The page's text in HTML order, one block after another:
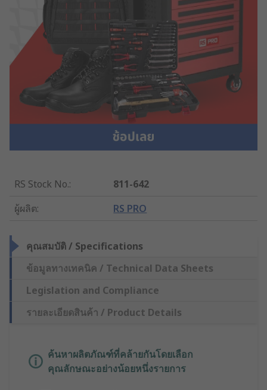
RS Stock No.:
811-642
ผู้ผลิต: RS PRO
คุณสมบัติ / Specifications
ข้อมูลทางเทคนิค / Technical Data Sheets
Legislation and Compliance
รายละเอียดสินค้า / Product Details
ค้นหาผลิตภัณฑ์ที่คล้ายกันโดยเลือก
คุณลักษณะอย่างน้อยหนึ่งรายการ